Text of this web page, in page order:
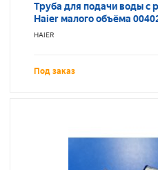
Труба для подачи воды с
Haier малого объёма
HAIER
Под заказ